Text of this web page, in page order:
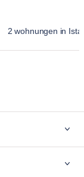
2 wohnungen in